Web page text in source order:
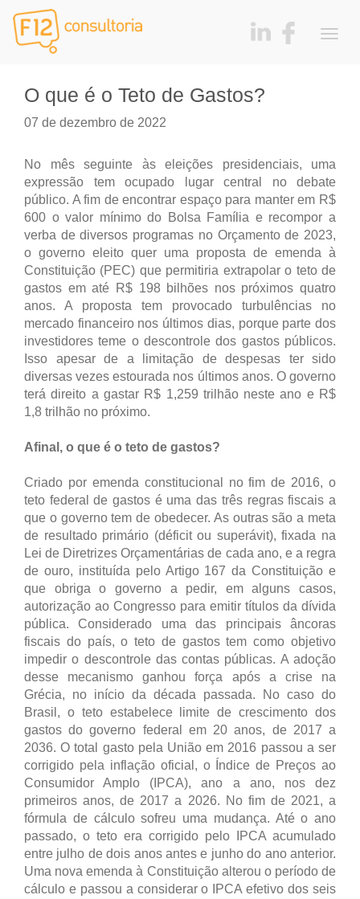
O que é o Teto de Gastos?
07 de dezembro de 2022
No mês seguinte às eleições presidenciais, uma
expressão tem ocupado lugar central no debate
público. A fim de encontrar espaço para manter em R$
600 o valor mínimo do Bolsa Família e recompor a
verba de diversos programas no Orçamento de 2023,
o governo eleito quer uma proposta de emenda à
Constituição (PEC) que permitiria extrapolar o teto de
gastos em até R$ 198 bilhões nos próximos quatro
anos. A proposta tem provocado turbulências no
mercado financeiro nos últimos dias, porque parte dos
investidores teme o descontrole dos gastos públicos.
Isso apesar de a limitação de despesas ter sido
diversas vezes estourada nos últimos anos. O governo
terá direito a gastar R$ 1,259 trilhão neste ano e R$
1,8 trilhão no próximo.
Afinal, o que é o teto de gastos?
Criado por emenda constitucional no fim de 2016, o
teto federal de gastos é uma das três regras fiscais a
que o governo tem de obedecer. As outras são a meta
de resultado primário (déficit ou superávit), fixada na
Lei de Diretrizes Orçamentárias de cada ano, e a regra
de ouro, instituída pelo Artigo 167 da Constituição e
que obriga o governo a pedir, em alguns casos,
autorização ao Congresso para emitir títulos da dívida
pública. Considerado uma das principais âncoras
fiscais do país, o teto de gastos tem como objetivo
impedir o descontrole das contas públicas. A adoção
desse mecanismo ganhou força após a crise na
Grécia, no início da década passada. No caso do
Brasil, o teto estabelece limite de crescimento dos
gastos do governo federal em 20 anos, de 2017 a
2036. O total gasto pela União em 2016 passou a ser
corrigido pela inflação oficial, o Índice de Preços ao
Consumidor Amplo (IPCA), ano a ano, nos dez
primeiros anos, de 2017 a 2026. No fim de 2021, a
fórmula de cálculo sofreu uma mudança. Até o ano
passado, o teto era corrigido pelo IPCA acumulado
entre julho de dois anos antes e junho do ano anterior.
Uma nova emenda à Constituição alterou o período de
cálculo e passou a considerar o IPCA efetivo dos seis